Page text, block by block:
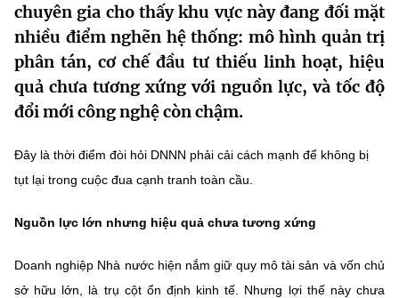
Lịch sử phát triển
Sở Khoa học và Công nghệ
Đổi mới sáng tạo
Chuyển đổi số
Bưu chính, Viễn thông
Tiêu chuẩn, đo lường, chất lượng
Năng lượng nguyên tử
Tin tổng hợp
Hệ thống văn bản
Văn bản QPPL
Văn bản chỉ đạo điều hành
MST IOFFICE
THỐNG KÊ
Đổi mới sáng tạo
Chuyển đổi số
Bưu chính, Viễn thông
chuyên gia cho thấy khu vực này đang đối mặt
nhiều điểm nghẽn hệ thống: mô hình quản trị
phân tán, cơ chế đầu tư thiếu linh hoạt, hiệu
quả chưa tương xứng với nguồn lực, và tốc độ
đổi mới công nghệ còn chậm.
Đây là thời điểm đòi hỏi DNNN phải cải cách mạnh để không bị
tụt lại trong cuộc đua cạnh tranh toàn cầu.
Nguồn lực lớn nhưng hiệu quả chưa tương xứng
Doanh nghiệp Nhà nước hiện nắm giữ quy mô tài sản và vốn chủ
sở hữu lớn, là trụ cột ổn định kinh tế. Nhưng lợi thế này chưa